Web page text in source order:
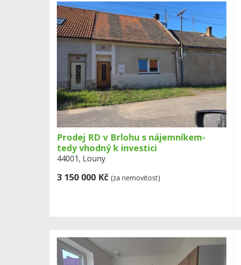
Prodej RD v Brlohu s nájemníkem-
tedy vhodný k investici
44001, Louny
3 150 000 Kč (za nemovitost)